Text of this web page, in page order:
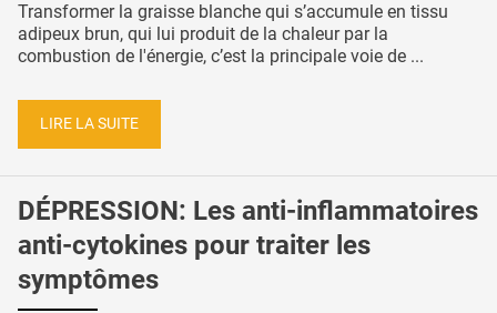
Transformer la graisse blanche qui s’accumule en tissu
adipeux brun, qui lui produit de la chaleur par la
combustion de l'énergie, c’est la principale voie de ...
LIRE LA SUITE
DÉPRESSION: Les anti-inflammatoires
anti-cytokines pour traiter les
symptômes